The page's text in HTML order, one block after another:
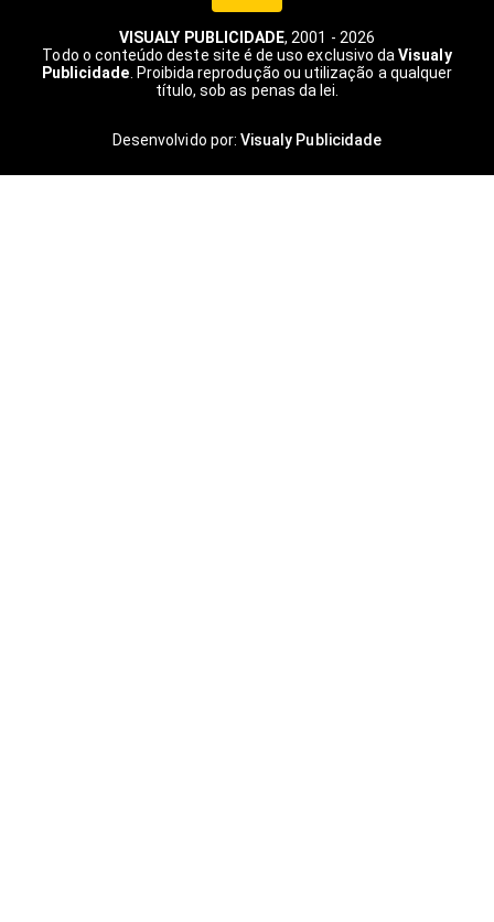
VISUALY PUBLICIDADE, 2001 - 2026
Todo o conteúdo deste site é de uso exclusivo daVisualy
Publicidade. Proibida reprodução ou utilização a qualquer
título, sob as penas da lei.
Desenvolvido por: Visualy Publicidade